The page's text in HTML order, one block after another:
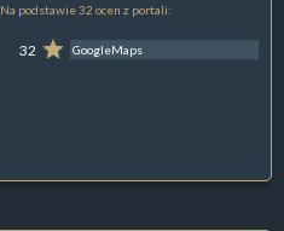
Na podstawie 32 ocen z portali:
32 GoogleMaps